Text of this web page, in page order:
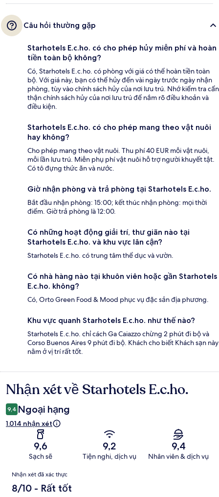
Câu hỏi thường gặp
Starhotels E.c.ho. có cho phép hủy miễn phí và hoàn
tiền toàn bộ không?
Có, Starhotels E.c.ho. có phòng với giá có thể hoàn tiền toàn
bộ. Với giá này, bạn có thể hủy đến vài ngày trước ngày nhận
phòng, tùy vào chính sách hủy của nơi lưu trú. Nhớ kiểm tra cẩn
thận chính sách hủy của nơi lưu trú để nắm rõ điều khoản và
điều kiện.
Starhotels E.c.ho. có cho phép mang theo vật nuôi
hay không?
Cho phép mang theo vật nuôi. Thu phí 40 EUR mỗi vật nuôi,
mỗi lần lưu trú. Miễn phụ phí vật nuôi hỗ trợ người khuyết tật.
Có tô đựng thức ăn và nước.
Giờ nhận phòng và trả phòng tại Starhotels E.c.ho.
Bắt đầu nhận phòng: 15:00; kết thúc nhận phòng: mọi thời
điểm. Giờ trả phòng là 12:00.
Có những hoạt động giải trí, thư giãn nào tại
Starhotels E.c.ho. và khu vực lân cận?
Starhotels E.c.ho. có trung tâm thể dục và vườn.
Có nhà hàng nào tại khuôn viên hoặc gần Starhotels
E.c.ho. không?
Có, Orto Green Food & Mood phục vụ đặc sản địa phương.
Khu vực quanh Starhotels E.c.ho. như thế nào?
Starhotels E.c.ho. chỉ cách Ga Caiazzo chừng 2 phút đi bộ và
Corso Buenos Aires 9 phút đi bộ. Khách cho biết Khách sạn này
nằm ở vị trí rất tốt.
Nhận
xét
Nhận xét về Starhotels E.c.ho.
9,4 Ngoại hạng
1.014 nhận xét
9,6
Sạch sẽ
9,2
Tiện nghi, dịch vụ
9,4
Nhân viên & dịch vụ
Nhận
xét
Nhận xét đã xác thực
8/10 - Rất tốt